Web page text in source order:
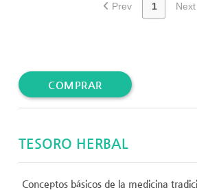
Prev 1 Next
COMPRAR
TESORO HERBAL
Conceptos básicos de la medicina